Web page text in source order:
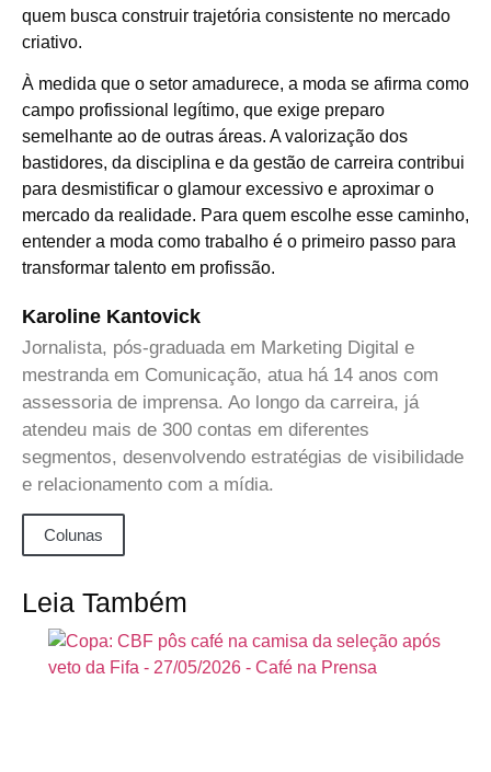
quem busca construir trajetória consistente no mercado
criativo.
À medida que o setor amadurece, a moda se afirma como
campo profissional legítimo, que exige preparo
semelhante ao de outras áreas. A valorização dos
bastidores, da disciplina e da gestão de carreira contribui
para desmistificar o glamour excessivo e aproximar o
mercado da realidade. Para quem escolhe esse caminho,
entender a moda como trabalho é o primeiro passo para
transformar talento em profissão.
Karoline Kantovick
Jornalista, pós-graduada em Marketing Digital e
mestranda em Comunicação, atua há 14 anos com
assessoria de imprensa. Ao longo da carreira, já
atendeu mais de 300 contas em diferentes
segmentos, desenvolvendo estratégias de visibilidade
e relacionamento com a mídia.
Colunas
Leia Também